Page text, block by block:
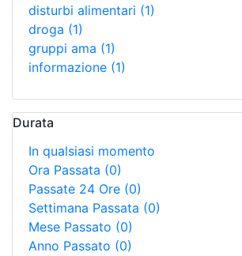
disturbi alimentari (1)
droga (1)
gruppi ama (1)
informazione (1)
Durata
In qualsiasi momento
Ora Passata (0)
Passate 24 Ore (0)
Settimana Passata (0)
Mese Passato (0)
Anno Passato (0)